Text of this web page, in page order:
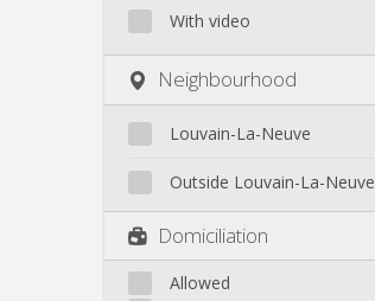
With video
Neighbourhood
Louvain-La-Neuve
Biéreau
Centre
L'Hocaille
La Baraque
Outside Louvain-La-Neuve
Genappe
Domiciliation
Allowed